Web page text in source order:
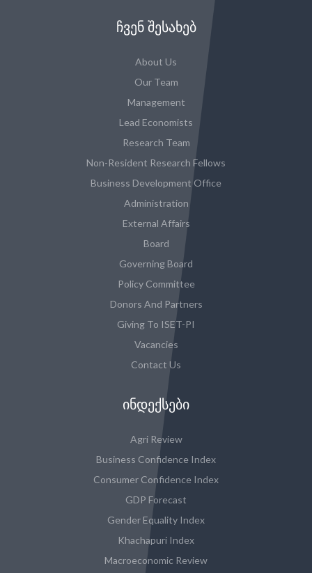
ᲩᲕᲔᲜ ᲨᲔᲡᲐᲮᲔᲑ
About Us
Our Team
Management
Lead Economists
Research Team
Non-Resident Research Fellows
Business Development Office
Administration
External Affairs
Board
Governing Board
Policy Committee
Donors And Partners
Giving To ISET-PI
Vacancies
Contact Us
ᲘᲜᲓᲔᲥᲡᲔᲑᲘ
Agri Review
Business Confidence Index
Consumer Confidence Index
GDP Forecast
Gender Equality Index
Khachapuri Index
Macroeconomic Review